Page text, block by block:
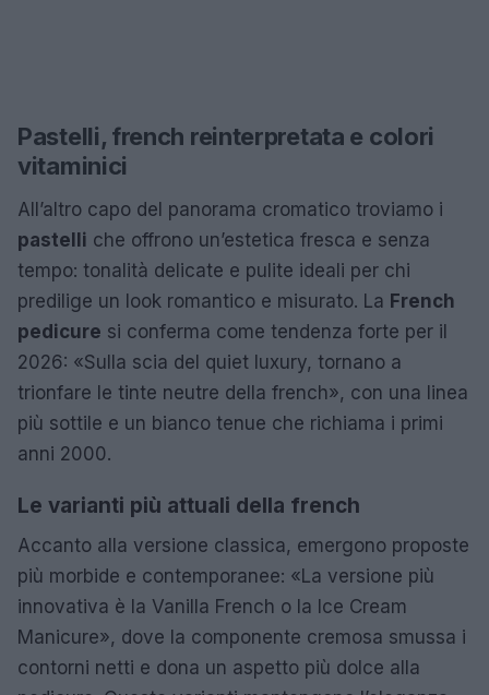
Pastelli, french reinterpretata e colori
vitaminici
All’altro capo del panorama cromatico troviamo i
pastelli che offrono un’estetica fresca e senza
tempo: tonalità delicate e pulite ideali per chi
predilige un look romantico e misurato. La French
pedicure si conferma come tendenza forte per il
2026: «Sulla scia del quiet luxury, tornano a
trionfare le tinte neutre della french», con una linea
più sottile e un bianco tenue che richiama i primi
anni 2000.
Le varianti più attuali della french
Accanto alla versione classica, emergono proposte
più morbide e contemporanee: «La versione più
innovativa è la Vanilla French o la Ice Cream
Manicure», dove la componente cremosa smussa i
contorni netti e dona un aspetto più dolce alla